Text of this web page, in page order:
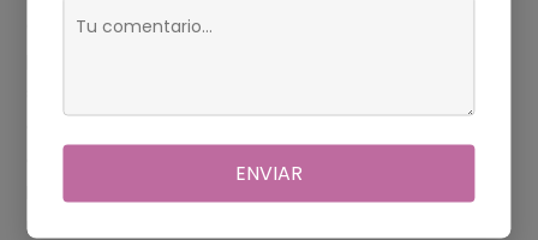
de gordura. Durante a gravidez, os níveis de
hormonais retornam gradualmente aos níveis normais.
No entanto, algumas mulheres podem experimentar
ENVIAR